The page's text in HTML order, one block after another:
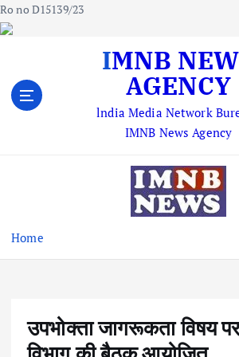
Ro no D15139/23
IMNB NEWS
AGENCY
lndia Media Network
IMNB News Agency
Home
उपभोक्ता जागरूकता विषय